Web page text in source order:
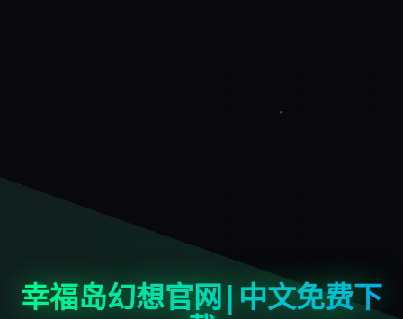
幸福岛幻想官网|中文免费下